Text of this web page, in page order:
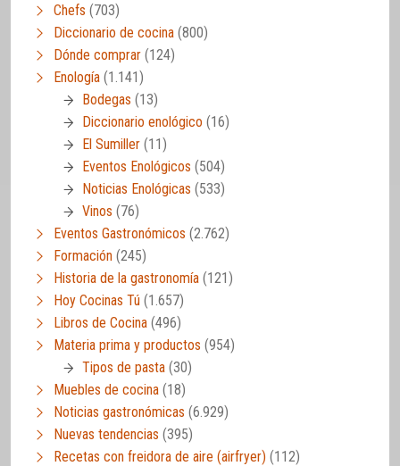
Chefs (703)
Diccionario de cocina (800)
Dónde comprar (124)
Enología (1.141)
Bodegas (13)
Diccionario enológico (16)
El Sumiller (11)
Eventos Enológicos (504)
Noticias Enológicas (533)
Vinos (76)
Eventos Gastronómicos (2.762)
Formación (245)
Historia de la gastronomía (121)
Hoy Cocinas Tú (1.657)
Libros de Cocina (496)
Materia prima y productos (954)
Tipos de pasta (30)
Muebles de cocina (18)
Noticias gastronómicas (6.929)
Nuevas tendencias (395)
Recetas con freidora de aire (airfryer) (112)